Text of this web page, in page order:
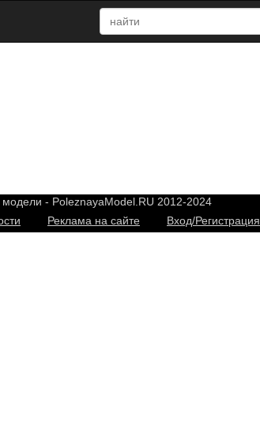
- PoleznayaModel.RU 2012-2024
Реклама на сайте Вход/Регистрация